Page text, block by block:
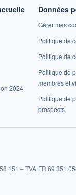
2024
Données
Gérer mes
Politique de
Politique de
Politique de
membres et
Politique de
prospects
151 – TVA FR 69 351